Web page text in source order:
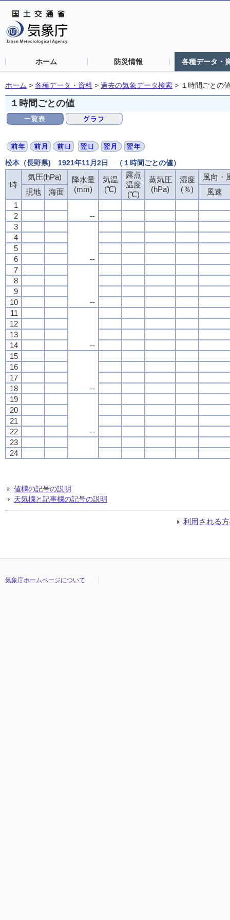
ホーム 防災情報 各種データ・
ホーム > 各種データ・資料 > 過去の気象データ検索 > １時間ごとの
１時間ごとの値
松本（長野県) 1921年11月2日 （１時間ごとの値）
時
気圧(hPa)
降水量
(mm)
気温
(℃)
露点
温度
(℃)
蒸気圧
(hPa)
湿度
(％)
風向・
現地
海面
風速
1
--
2
3
--
4
5
6
7
--
8
9
10
11
--
12
13
14
15
--
16
17
18
19
--
20
21
22
23
24
値欄の記号の説明
天気欄と記事欄の記号の説明
利用される
気象庁ホームページについて